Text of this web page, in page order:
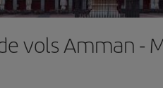
vols Amman -